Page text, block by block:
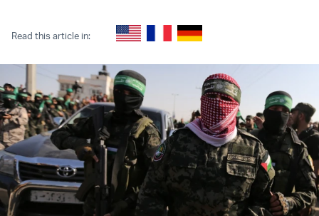
Read this article in: